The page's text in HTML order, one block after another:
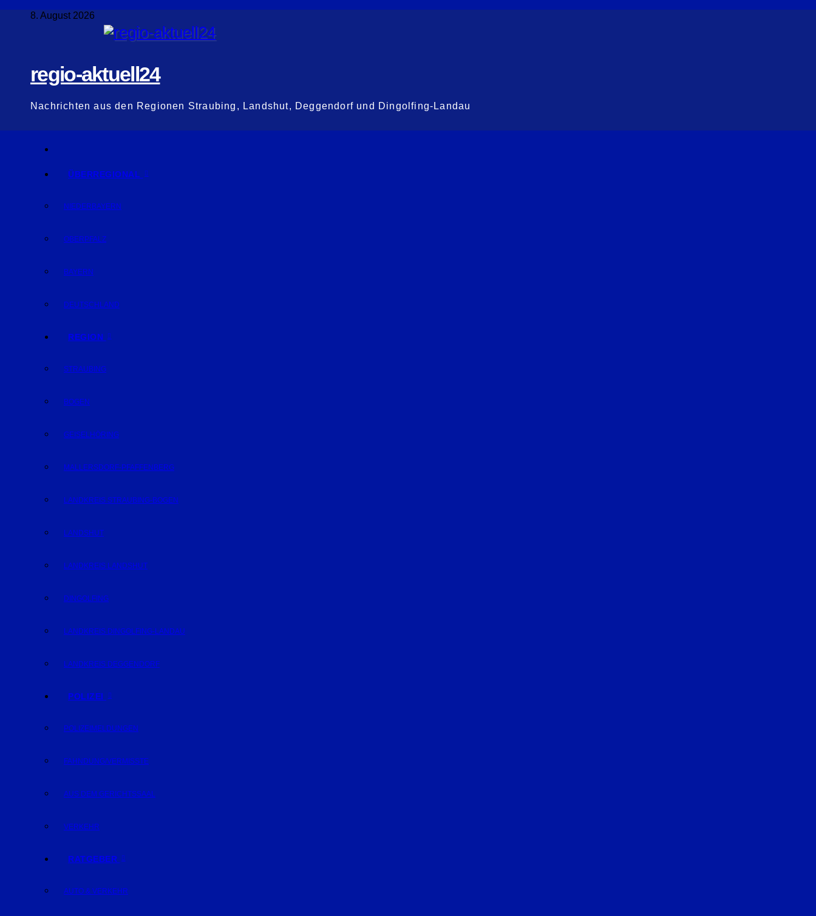
Zum
8. August 2026
regio-aktuell24
Nachrichten aus den Regionen Straubing, Landshut, Deggendorf und Dingolfing-Landau
ÜBERREGIONAL
NIEDERBAYERN
OBERPFALZ
BAYERN
DEUTSCHLAND
REGION
STRAUBING
BOGEN
GEISELHÖRING
MALLERSDORF-PFAFFENBERG
LANDKREIS STRAUBING-BOGEN
LANDSHUT
LANDKREIS LANDSHUT
DINGOLFING
LANDKREIS DINGOLFING-LANDAU
LANDKREIS DEGGENDORF
POLIZEI
POLIZEIMELDUNGEN
FAHNDUNG/VERMISSTE
AUS DEM GERICHTSSAAL
VERKEHR
RATGEBER
AUTO & VERKEHR